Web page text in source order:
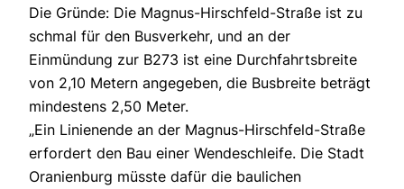
Die Gründe: Die Magnus-Hirschfeld-Straße ist zu
schmal für den Busverkehr, und an der
Einmündung zur B273 ist eine Durchfahrtsbreite
von 2,10 Metern angegeben, die Busbreite beträgt
mindestens 2,50 Meter.
„Ein Linienende an der Magnus-Hirschfeld-Straße
erfordert den Bau einer Wendeschleife. Die Stadt
Oranienburg müsste dafür die baulichen